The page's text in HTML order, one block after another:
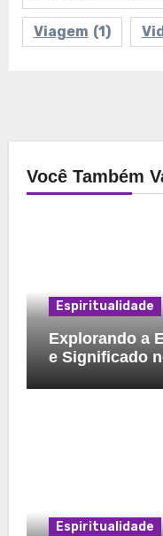
Viagem (1)
Você Também
Espiritualidade
Explorando a
e Significado
Espiritualidade